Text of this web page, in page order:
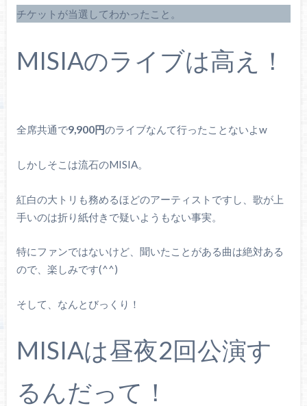
チケットが当選してわかったこと。
MISIAのライブは高え！
全席共通で9,900円のライブなんて行ったことないよw
しかしそこは流石のMISIA。
紅白の大トリも務めるほどのアーティストですし、歌が上
手いのは折り紙付きで疑いようもない事実。
特にファンではないけど、聞いたことがある曲は絶対ある
ので、楽しみです(^^)
そして、なんとびっくり！
MISIAは昼夜2回公演す
るんだって！